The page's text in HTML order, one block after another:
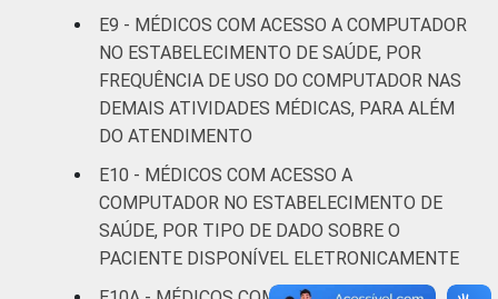
²Refere-se aos profissionais que declararam
não haver disponibilidade eletrônica do dado,
aos que declararam não saber se o dado está
disponível ou aos que não responderam à
pergunta sobre a disponibilidade.
Fonte: CGI.br/NIC.br, Centro Regional de
Estudos para o Desenvolvimento da
Sociedade da Informação (Cetic.br),
Pesquisa sobre o uso das tecnologias de
informação e comunicação nos
E9 - MÉDICOS COM ACESSO A COMPUTADOR
NO ESTABELECIMENTO DE SAÚDE, POR
FREQUÊNCIA DE USO DO COMPUTADOR NAS
DEMAIS ATIVIDADES MÉDICAS, PARA ALÉM
DO ATENDIMENTO
E10 - MÉDICOS COM ACESSO A
COMPUTADOR NO ESTABELECIMENTO DE
SAÚDE, POR TIPO DE DADO SOBRE O
PACIENTE DISPONÍVEL ELETRONICAMENTE